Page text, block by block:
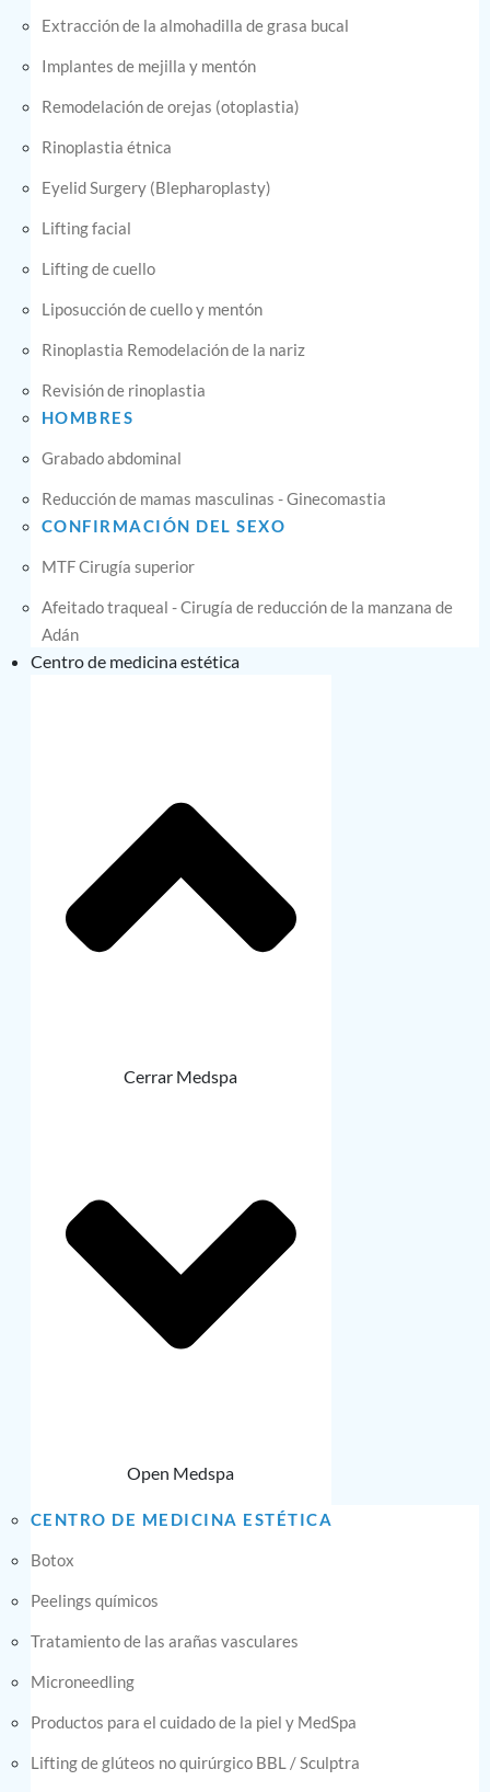
Extracción de la almohadilla de grasa bucal
Implantes de mejilla y mentón
Remodelación de orejas (otoplastia)
Rinoplastia étnica
Eyelid Surgery (Blepharoplasty)
Lifting facial
Lifting de cuello
Liposucción de cuello y mentón
Rinoplastia Remodelación de la nariz
Revisión de rinoplastia
HOMBRES
Grabado abdominal
Reducción de mamas masculinas - Ginecomastia
CONFIRMACIÓN DEL SEXO
MTF Cirugía superior
Afeitado traqueal - Cirugía de reducción de la manzana de
Adán
Centro de medicina estética
Cerrar Medspa
Open Medspa
CENTRO DE MEDICINA ESTÉTICA
Botox
Peelings químicos
Tratamiento de las arañas vasculares
Microneedling
Productos para el cuidado de la piel y MedSpa
Lifting de glúteos no quirúrgico BBL / Sculptra